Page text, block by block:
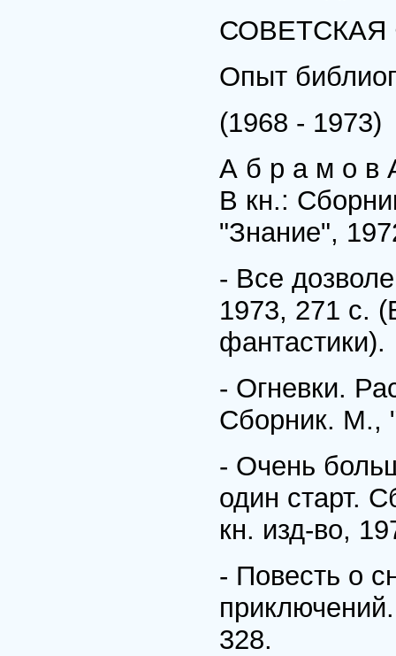
СОВЕТСКАЯ
Опыт
(1968 - 1973)
А б р а м о в
В кн.:
"Знание",
- Все
1973, 271 с.
фантастики).
- Огневки.
Сборник. М.,
- Очень
один старт.
кн. изд-во,
- Повесть о
328.